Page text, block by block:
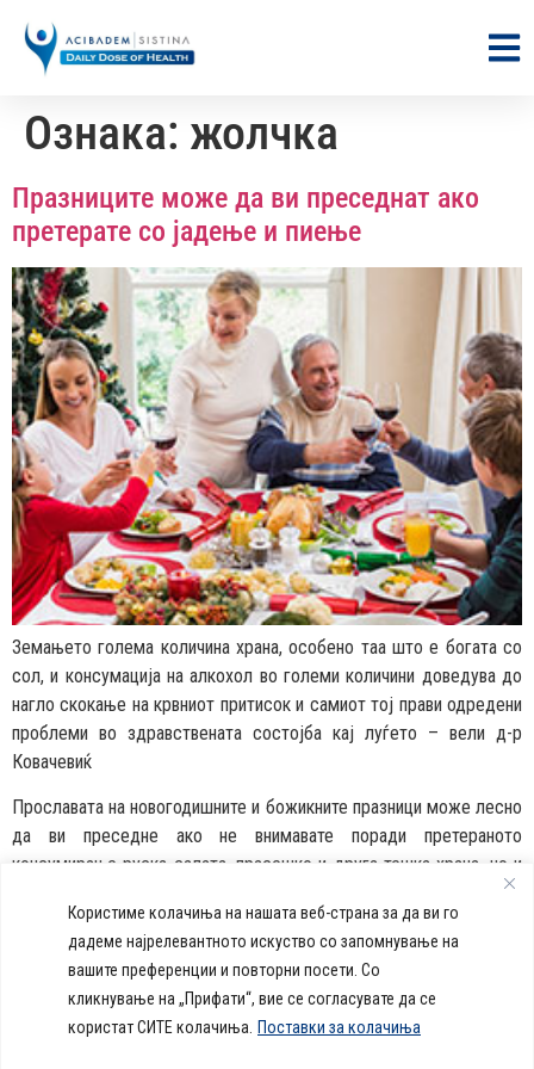
Користиме колачиња на нашата веб-страна за да ви го
дадеме најрелевантното искуство со запомнување на
вашите преференции и повторни посети. Со
кликнување на „Прифати“, вие се согласувате да се
користат СИТЕ колачиња. Поставки за колачиња
Ознака: жолчка
Празниците може да ви преседнат ако
претерате со јадење и пиење
Земањето голема количина храна, особено таа што е богата со
сол, и консумација на алкохол во големи количини доведува до
нагло скокање на крвниот притисок и самиот тој прави одредени
проблеми во здравствената состојба кај луѓето – вели д-р
Ковачевиќ
Прославата на новогодишните и божикните празници може лесно
да ви преседне ако не внимавате поради претераното
консумирање руска салата, прасешко и друга тешка храна, но и
ако претерате со алкохолните пијалаци. Лекарите
предупредуваат да се јаде и пие умерено.
Daily Dose Of Health -
callcenter@acibademsistina.mk
+ 389 2 30 99 500